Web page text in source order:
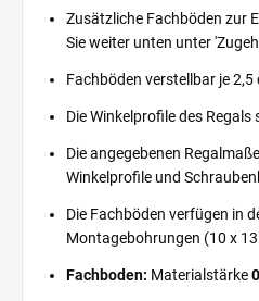
Zusätzliche Fachböden zur
Sie weiter unten unter
Fachböden verstellbar je 2,5
Die Winkelprofile des Regals
Die angegebenen
Winkelprofile und
Die Fachböden verfügen in
Montagebohrungen (10 x
Fachboden: Materialstärke